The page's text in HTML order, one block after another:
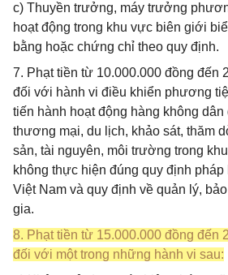
c) Thuyền trưởng, máy trưởng
hoạt động trong khu vực biên giới
bằng hoặc chứng chỉ theo quy định.
7. Phạt tiền từ 10.000.000 đồng đến
đối với hành vi điều khiển phương
tiến hành hoạt động hàng không dân
thương mại, du lịch, khảo sát, thăm
sản, tài nguyên, môi trường trong
không thực hiện đúng quy định pháp
Việt Nam và quy định về quản lý,
gia.
8. Phạt tiền từ 15.000.000 đồng đến
đối với một trong những hành vi sau: